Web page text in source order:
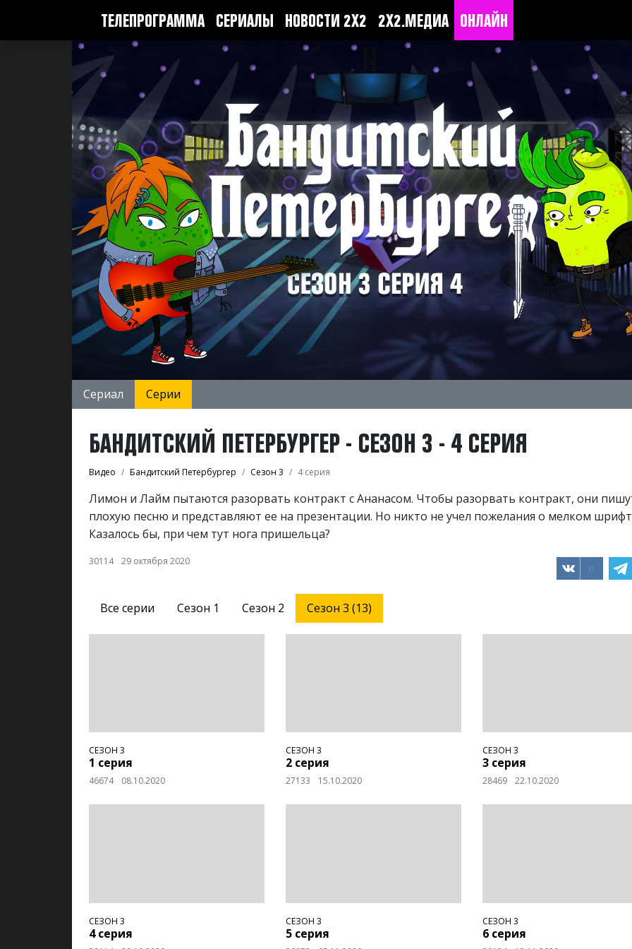
ТЕЛЕПРОГРАММА СЕРИАЛЫ НОВОСТИ 2Х2 2Х2.МЕДИА ОНЛАЙН
Сериал Серии
БАНДИТСКИЙ ПЕТЕРБУРГЕР - СЕЗОН 3 - 4 СЕРИЯ
Видео Бандитский Петербургер Сезон 3 4 серия
Лимон и Лайм пытаются разорвать контракт с Ананасом. Чтобы разорвать контракт, они
плохую песню и представляют ее на презентации. Но никто не учел пожелания о мелком
Казалось бы, при чем тут нога пришельца?
30114 29 октября 2020
Все серии Сезон 1 Сезон 2 Сезон 3 (13)
СЕЗОН 3
1 серия
46674 08.10.2020
СЕЗОН 3
2 серия
27133 15.10.2020
СЕЗОН 3
3 серия
28469 22.10.2020
СЕЗОН 3
4 серия
СЕЗОН 3
5 серия
СЕЗОН 3
6 серия